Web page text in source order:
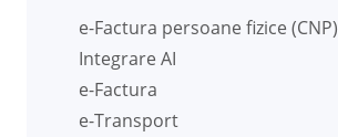
e-Factura persoane fizice (CNP)
Integrare AI
e-Factura
e-Transport